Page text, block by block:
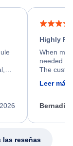
Highly
When my
needed
The
calm,
my issue.
Leer más
las reseñas